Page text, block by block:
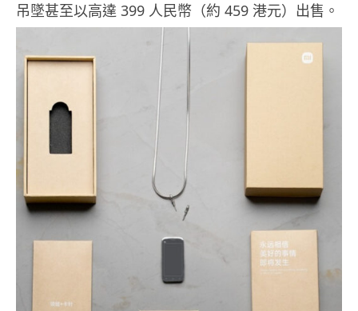
吊墜甚至以高達 399 人民幣（約 459 港元）出售。